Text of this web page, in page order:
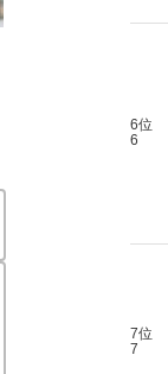
6位
6
7位
7